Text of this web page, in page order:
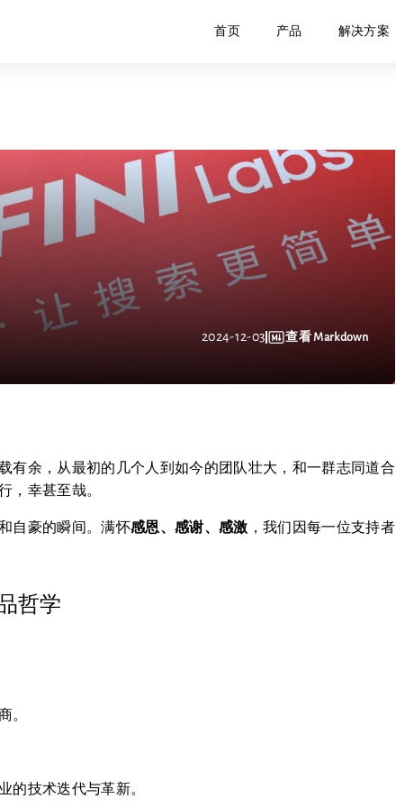
首页 产品 解决方案
2024-12-03 查看 Markdown
有余，从最初的几个人到如今的团队壮大，和一群志同道合
，幸甚至哉。
自豪的瞬间。满怀感恩、感谢、感激 ，我们因每一位支持者
哲学
。
的技术迭代与革新。